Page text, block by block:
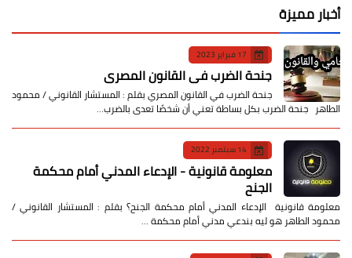
أخبار مميزة
17 فبراير 2023
جنحة الضرب في القانون المصري
جنحة الضرب في القانون المصري بقلم : المستشار القانوني / محمود
الطاهر جنحة الضرب بكل بساطة تعني أن شخصًا تعدى بالضرب…
14 سبتمبر 2022
معلومة قانونية - الإدعاء المدني أمام محكمة
الجنح
معلومة قانونية الإدعاء المدني أمام محكمة الجنح؟ بقلم : المستشار القانوني /
محمود الطاهر هو ليه بندعي مدني أمام محكمة …